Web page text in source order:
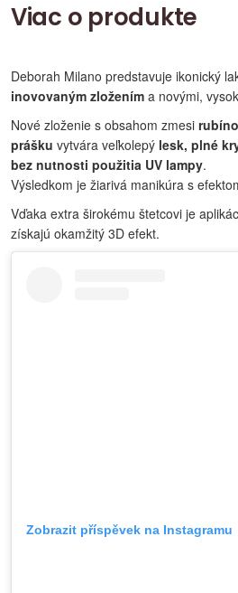
Viac o produkte
Deborah Milano predstavuje ikonický
inovovaným zložením a novými,
Nové zloženie s obsahom zmesi
prášku vytvára veľkolepý lesk, plné
bez nutnosti použitia UV lampy.
Výsledkom je žiarivá manikúra s
Vďaka extra širokému štetcovi je
získajú okamžitý 3D efekt.
Zobrazit příspěvek na Instagramu